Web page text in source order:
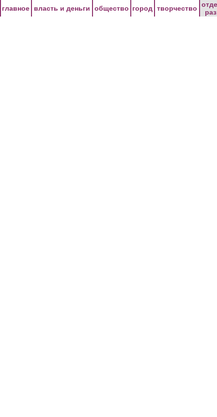
главное власть и деньги общество город творчество